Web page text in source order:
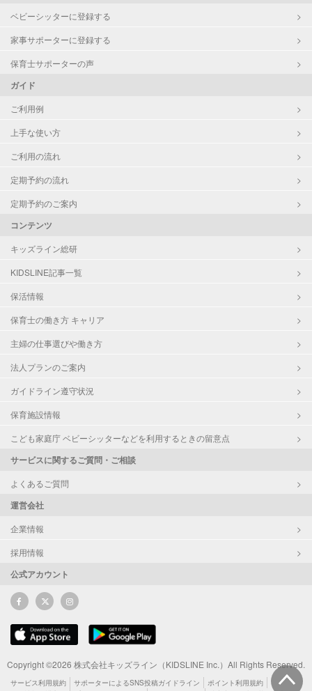
ベビーシッターに登録する
家事サポーターに登録する
保育士サポーターの声
ガイド
ご利用例
上手な使い方
ご利用の流れ
定期予約の流れ
定期予約のご案内
コンテンツ
キッズライン総研
KIDSLINE記事一覧
保活情報
保育士の働き方 キャリア
主婦の仕事選びや働き方
法人プランのご案内
ガイドライン遵守状況
保育施設情報
こども家庭庁 ベビーシッターなどを利用するときの留意点
サービスに関するご質問・ご相談
よくあるご質問
運営会社
企業情報
採用情報
公式アカウント
Copyright ©2026 株式会社キッズライン（KIDSLINE Inc.）All Rights Reserved.
サービス利用規約 サポーターによるSNS投稿ガイドライン
ポイント利用規約